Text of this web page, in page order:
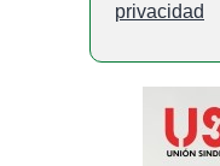
privacidad